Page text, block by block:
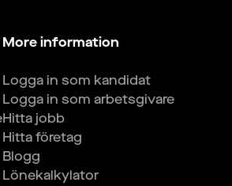
More information
Logga in som kandidat
Logga in som arbetsgivare
Hitta jobb
Hitta företag
Blogg
Lönekalkylator